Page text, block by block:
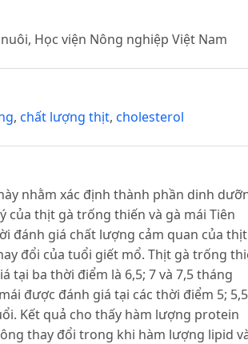
Học viện Nông nghiệp Việt Nam
, chất lượng thịt, cholesterol
nhằm xác định thành phần dinh
của thịt gà trống thiến và gà mái Tiên
đánh giá chất lượng cảm quan của thịt
đổi của tuổi giết mổ. Thịt gà trống
tại ba thời điểm là 6,5; 7 và 7,5 tháng
được đánh giá tại các thời điểm 5; 5,5
Kết quả cho thấy hàm lượng protein
thay đổi trong khi hàm lượng lipid